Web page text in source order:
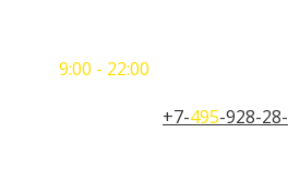
9:00 - 22:00
+7-495-928-28-